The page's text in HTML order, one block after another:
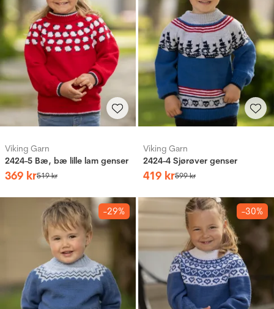
Viking Garn
2424-5 Bæ, bæ lille lam genser
369 kr519kr
Viking Garn
2424-4 Sjørøver genser
419 kr599kr
-29% -30%